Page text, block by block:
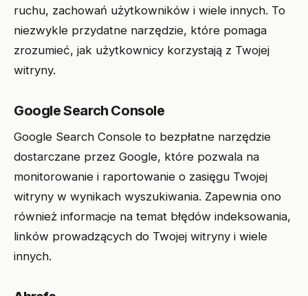
ruchu, zachowań użytkowników i wiele innych. To
niezwykle przydatne narzędzie, które pomaga
zrozumieć, jak użytkownicy korzystają z Twojej
witryny.
Google Search Console
Google Search Console to bezpłatne narzędzie
dostarczane przez Google, które pozwala na
monitorowanie i raportowanie o zasięgu Twojej
witryny w wynikach wyszukiwania. Zapewnia ono
również informacje na temat błędów indeksowania,
linków prowadzących do Twojej witryny i wiele
innych.